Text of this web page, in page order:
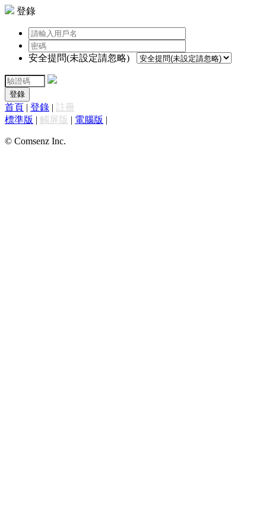
登錄
安全提問(未設定請忽略)
登錄
首頁 | 登錄 | 註冊
標準版 | 觸屏版 | 電腦版 |
© Comsenz Inc.